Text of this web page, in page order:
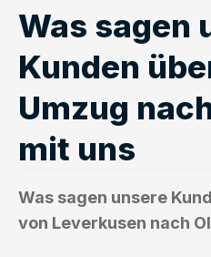
Was sagen
Kunden
Umzug
mit uns
Was sagen unsere
von Leverkusen nach